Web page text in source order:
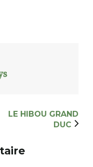
LE HIBOU GRAND
DUC